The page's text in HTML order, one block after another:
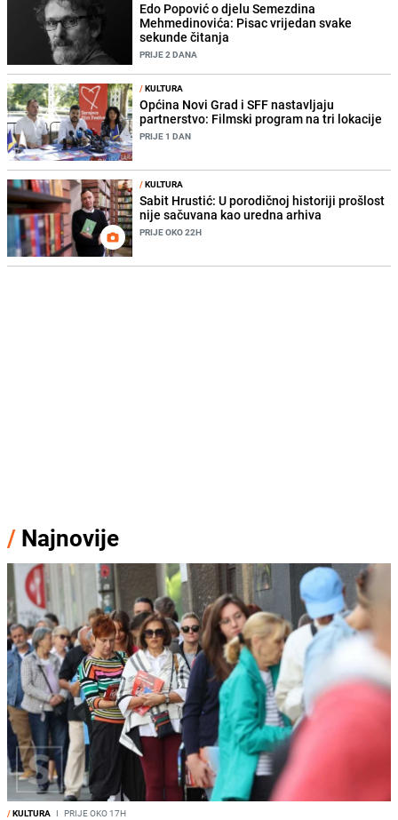
Edo Popović o djelu Semezdina
Mehmedinovića: Pisac vrijedan svake
sekunde čitanja
PRIJE 2 DANA
/KULTURA
Općina Novi Grad i SFF nastavljaju
partnerstvo: Filmski program na tri lokacije
PRIJE 1 DAN
/KULTURA
Sabit Hrustić: U porodičnoj historiji prošlost
nije sačuvana kao uredna arhiva
PRIJE OKO 22H
/ Najnovije
/KULTURA I PRIJE OKO 17H